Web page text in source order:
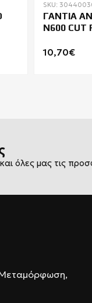
SKU:
ΓΑΝΤΙΑ
N600 CUT
10,70€
όλες μας τις
Μεταμόρφωση,